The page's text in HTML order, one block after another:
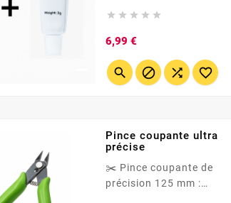
Bambu Lab 🧴 Contenu :
1 flacon d’huile 3 g + 1
Usage : axes, tiges
lisses, vis/écrous,
    
6,99 €Prix
   
Pince coupante ultra
précise
✂️ Pince coupante de
précision 125 mm :